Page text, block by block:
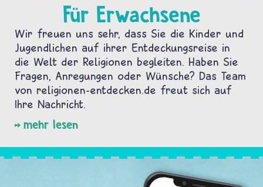
Für Erwachsene
Wir freuen uns sehr, dass Sie die Kinder und
Jugendlichen auf ihrer Entdeckungsreise in
die Welt der Religionen begleiten. Haben Sie
Fragen, Anregungen oder Wünsche? Das Team
von religionen-entdecken.de freut sich auf
Ihre Nachricht.
mehr lesen